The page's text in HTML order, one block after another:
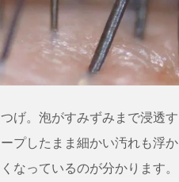
げ。泡がすみずみまで浸透す
プしたまま細かい汚れも浮か
なっているのが分かります。